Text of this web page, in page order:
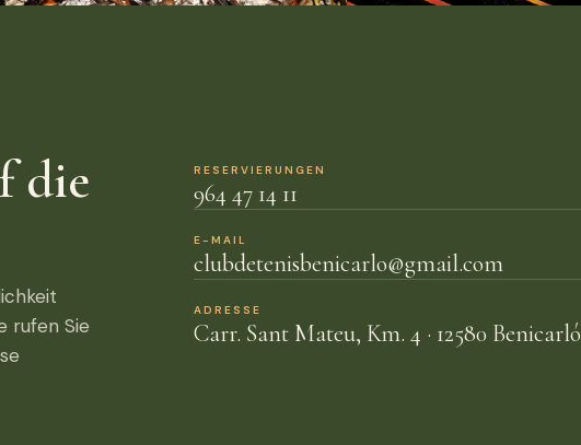
die
rufen Sie
RESERVIERUNGEN
964 47 14 11
E-MAIL
clubdetenisbenicarlo@gmail.com
ADRESSE
Carr. Sant Mateu, Km. 4 · 12580 Benicarló